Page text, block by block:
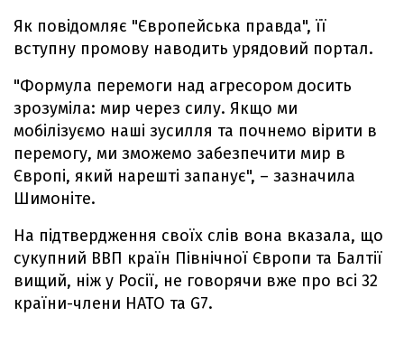
Як повідомляє "Європейська правда", її
вступну промову наводить урядовий портал.
"Формула перемоги над агресором досить
зрозуміла: мир через силу. Якщо ми
мобілізуємо наші зусилля та почнемо вірити в
перемогу, ми зможемо забезпечити мир в
Європі, який нарешті запанує", – зазначила
Шимоніте.
На підтвердження своїх слів вона вказала, що
сукупний ВВП країн Північної Європи та Балтії
вищий, ніж у Росії, не говорячи вже про всі 32
країни-члени НАТО та G7.